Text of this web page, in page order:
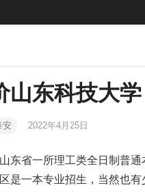
山东科技大学
安 2022年4月25日
东省一所理工类全日制普
是一本专业招生，当然也